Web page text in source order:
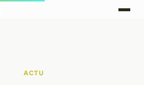
ACTU